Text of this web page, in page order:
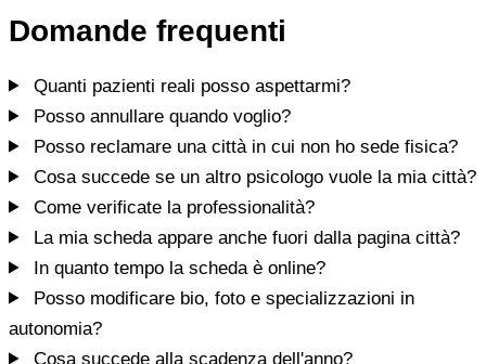
Domande frequenti
Quanti pazienti reali posso aspettarmi?
Posso annullare quando voglio?
Posso reclamare una città in cui non ho sede fisica?
Cosa succede se un altro psicologo vuole la mia città?
Come verificate la professionalità?
La mia scheda appare anche fuori dalla pagina città?
In quanto tempo la scheda è online?
Posso modificare bio, foto e specializzazioni in
autonomia?
Cosa succede alla scadenza dell'anno?